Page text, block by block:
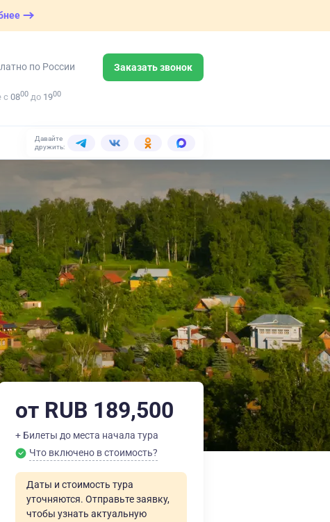
по России Заказать звонок
с 0800 до 1900
Давайте
дружить:
от RUB 189,500
+ Билеты до места начала тура
Что включено в стоимость?
Даты и стоимость тура
уточняются. Отправьте заявку,
чтобы узнать актуальную